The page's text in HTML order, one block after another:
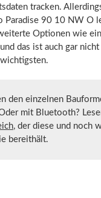
tracken.
90 10 NW O
Optionen wie
das ist auch gar
den einzelnen
mit Bluetooth?
, der diese und noch
bereithält.